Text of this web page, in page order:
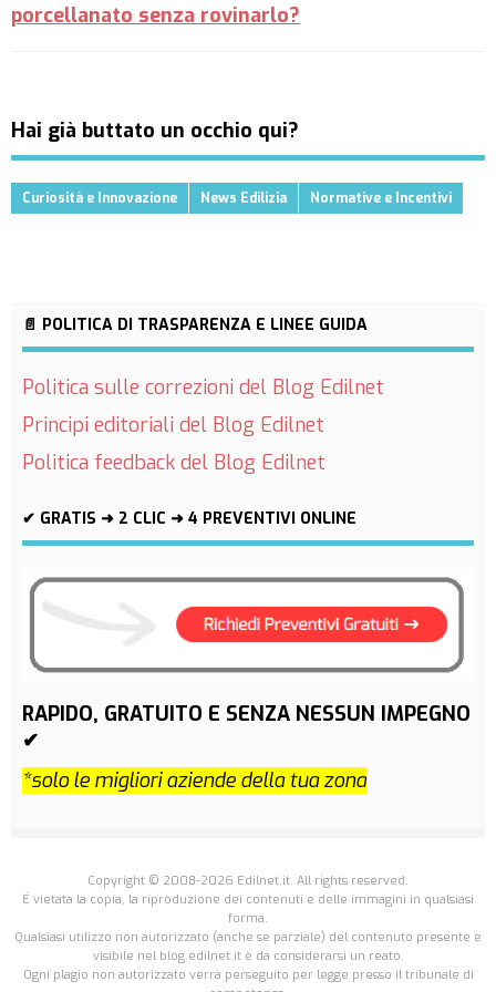
porcellanato senza rovinarlo?
Hai già buttato un occhio qui?
Curiosità e Innovazione News Edilizia Normative e Incentivi
📄 POLITICA DI TRASPARENZA E LINEE GUIDA
Politica sulle correzioni del Blog Edilnet
Principi editoriali del Blog Edilnet
Politica feedback del Blog Edilnet
✔ GRATIS ➜ 2 CLIC ➜ 4 PREVENTIVI ONLINE
RAPIDO, GRATUITO E SENZA NESSUN IMPEGNO
✔
*solo le migliori aziende della tua zona
Copyright © 2008-2026 Edilnet.it. All rights reserved.
É vietata la copia, la riproduzione dei contenuti e delle immagini in qualsiasi
forma.
Qualsiasi utilizzo non autorizzato (anche se parziale) del contenuto presente e
visibile nel blog.edilnet.it è da considerarsi un reato.
Ogni plagio non autorizzato verrà perseguito per legge presso il tribunale di